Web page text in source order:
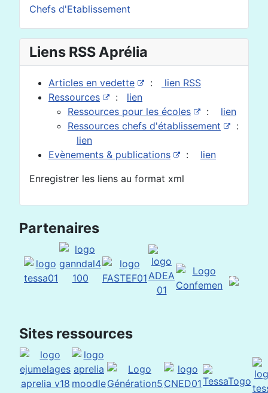
Chefs d'Etablissement
Liens RSS Aprélia
Articles en vedette :
lien RSS
Ressources
: lien
Ressources pour les écoles
: lien
Ressources chefs d'établissement
:
lien
Evènements & publications
: lien
Enregistrer les liens au format xml
Partenaires
Sites ressources